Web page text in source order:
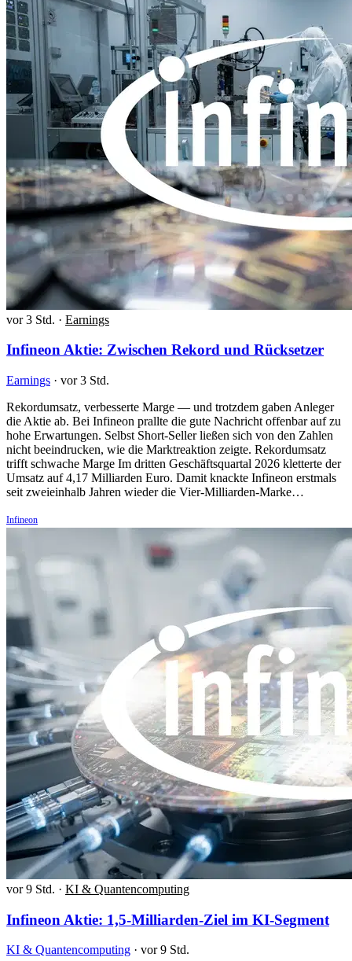
vor 3 Std. · Earnings
Infineon Aktie: Zwischen Rekord und Rücksetzer
Earnings · vor 3 Std.
Rekordumsatz, verbesserte Marge — und trotzdem gaben Anleger
die Aktie ab. Bei Infineon prallte die gute Nachricht offenbar auf zu
hohe Erwartungen. Selbst Short-Seller ließen sich von den Zahlen
nicht beeindrucken, wie die Marktreaktion zeigte. Rekordumsatz
trifft schwache Marge Im dritten Geschäftsquartal 2026 kletterte der
Umsatz auf 4,17 Milliarden Euro. Damit knackte Infineon erstmals
seit zweieinhalb Jahren wieder die Vier-Milliarden-Marke…
Infineon
vor 9 Std. · KI & Quantencomputing
Infineon Aktie: 1,5-Milliarden-Ziel im KI-Segment
KI & Quantencomputing · vor 9 Std.